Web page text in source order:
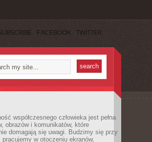
FACEBOOK TWITTER
współczesnego człowieka jest pełna
obrazów i komunikatów, które
domagają się uwagi. Budzimy się przy
pracujemy w otoczeniu ekranów,